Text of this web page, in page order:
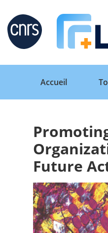
Retour
Accueil
Tous les articles
Qui sommes nous ?
Accueil
Future